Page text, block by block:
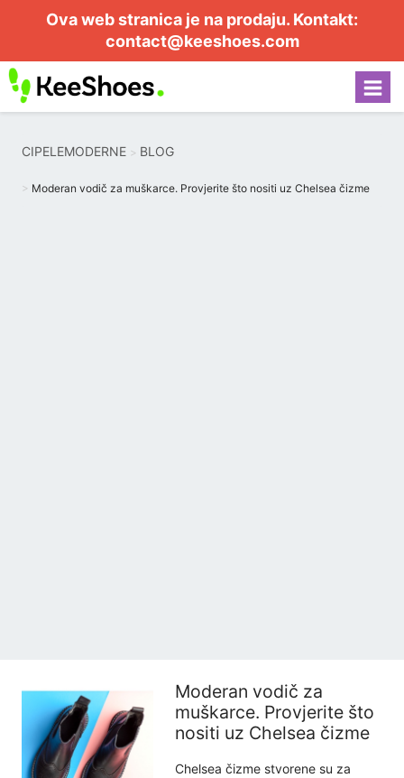
Ova web stranica je na prodaju. Kontakt:
contact@keeshoes.com
CIPELEMODERNE BLOG
Moderan vodič za muškarce. Provjerite što nositi uz Chelsea čizme
Moderan vodič za
muškarce. Provjerite što
nositi uz Chelsea čizme
Chelsea čizme stvorene su za